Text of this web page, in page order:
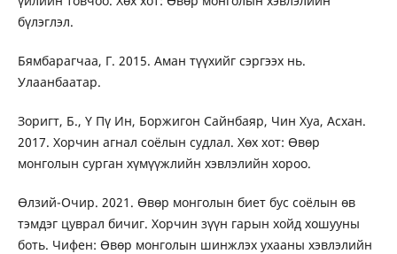
бүлэглэл.
Бямбарагчаа, Г. 2015. Аман түүхийг сэргээх нь.
Улаанбаатар.
Зоригт, Б., Ү Пү Ин, Боржигон Сайнбаяр, Чин Хуа, Асхан.
2017. Хорчин агнал соёлын судлал. Хөх хот: Өвөр
монголын сурган хүмүүжлийн хэвлэлийн хороо.
Өлзий-Очир. 2021. Өвөр монголын биет бус соёлын өв
тэмдэг цуврал бичиг. Хорчин зүүн гарын хойд хошууны
боть. Чифен: Өвөр монголын шинжлэх ухааны хэвлэлийн